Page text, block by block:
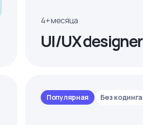
4+ месяца
UI/UX designer
Популярная Без кодинга